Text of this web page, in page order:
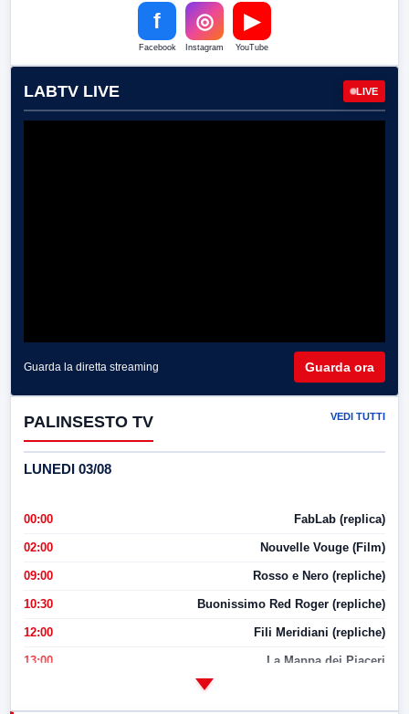
f
Facebook
◎
Instagram
▶
YouTube
LABTV LIVE LIVE
Guarda la diretta streaming Guarda ora
PALINSESTO TV VEDI TUTTI
LUNEDI 03/08
00:00 FabLab (replica)
02:00 Nouvelle Vouge (Film)
09:00 Rosso e Nero (repliche)
10:30 Buonissimo Red Roger (repliche)
12:00 Fili Meridiani (repliche)
13:00 La Mappa dei Piaceri